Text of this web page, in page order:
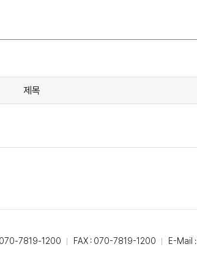
제목
070-7819-1200 FAX : 070-7819-1200 E-Mail :